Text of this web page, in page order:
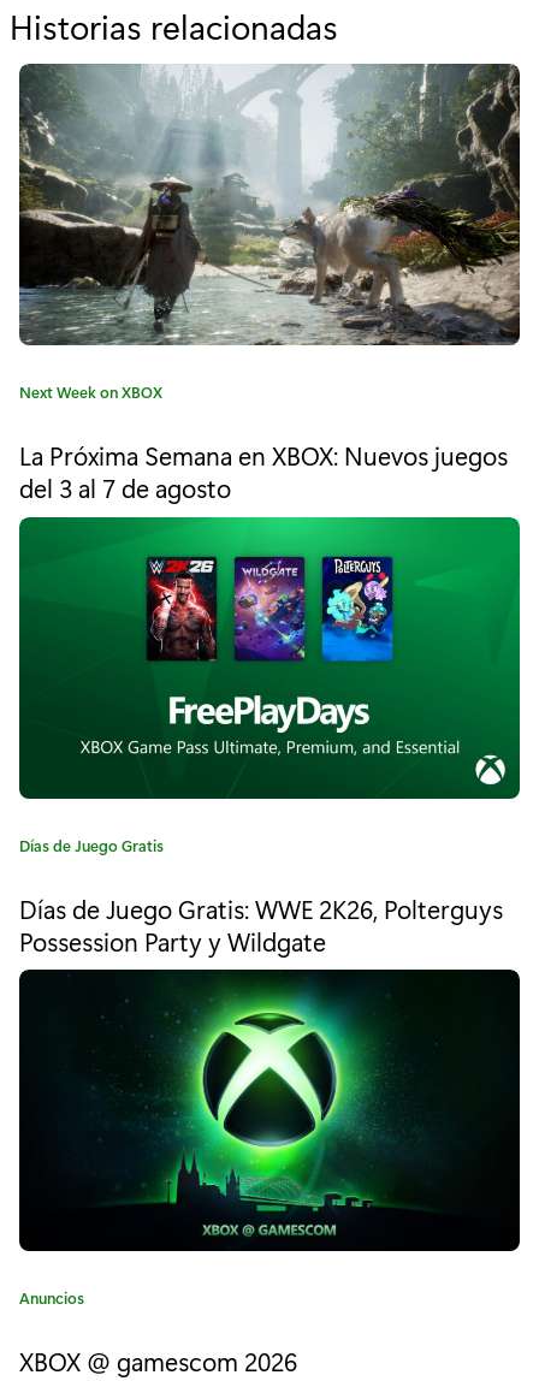
Historias relacionadas
o
r
"
¡
E
x
p
r
l
a
s
e
l
v
a
e
M
i
n
e
c
r
a
C
e
g
o
Next Week on XBOX
La Próxima Semana en XBOX: Nuevos juegos
del 3 al 7 de agosto
C
e
g
o
Días de Juego Gratis
Días de Juego Gratis: WWE 2K26, Polterguys
Possession Party y Wildgate
C
e
Anuncios
XBOX @ gamescom 2026